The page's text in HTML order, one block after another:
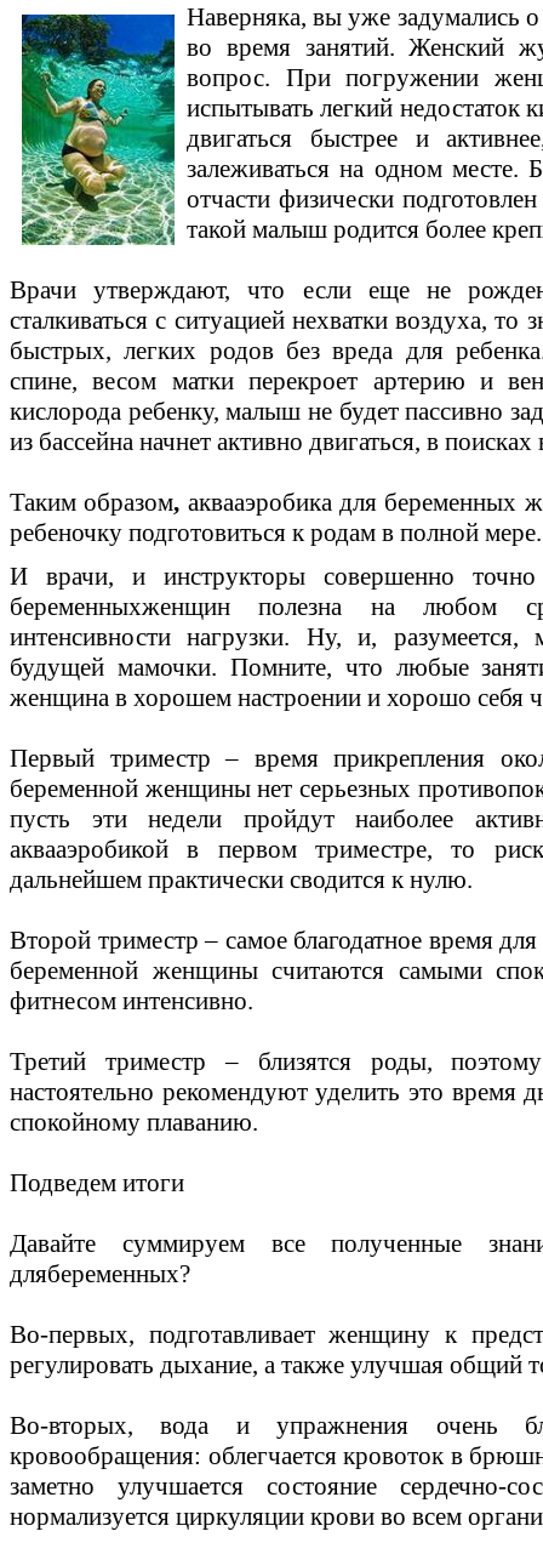
Наверняка, вы уже задумались
во время занятий. Женский
вопрос. При погружении
испытывать легкий недостаток
двигаться быстрее и
залеживаться на одном месте.
отчасти физически
такой малыш родится более
Врачи утверждают, что если еще не
сталкиваться с ситуацией нехватки воздуха, то
быстрых, легких родов без вреда для
спине, весом матки перекроет артерию и
кислорода ребенку, малыш не будет пассивно
из бассейна начнет активно двигаться, в
Таким образом, аквааэробика для беременных
ребеночку подготовиться к родам в полной мере.
И врачи, и инструкторы совершенно точно
беременныхженщин полезна на любом
интенсивности нагрузки. Ну, и, разумеется,
будущей мамочки. Помните, что любые
женщина в хорошем настроении и хорошо себя
Первый триместр – время прикрепления
беременной женщины нет серьезных
пусть эти недели пройдут наиболее
аквааэробикой в первом триместре, то
дальнейшем практически сводится к нулю.
Второй триместр – самое благодатное время
беременной женщины считаются самыми
фитнесом интенсивно.
Третий триместр – близятся роды,
настоятельно рекомендуют уделить это
спокойному плаванию.
Подведем итоги
Давайте суммируем все полученные
длябеременных?
Во-первых, подготавливает женщину к
регулировать дыхание, а также улучшая общий
Во-вторых, вода и упражнения очень
кровообращения: облегчается кровоток в
заметно улучшается состояние сердечно-
нормализуется циркуляции крови во всем